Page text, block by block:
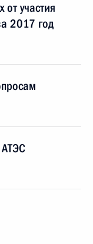
участия
2017 год